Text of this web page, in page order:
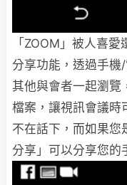
「ZOOM」被人喜
分享功能，透過手機
其他與會者一起瀏覽
檔案，讓視訊會議時
不在話下，而如果您
分享」可以分享您的